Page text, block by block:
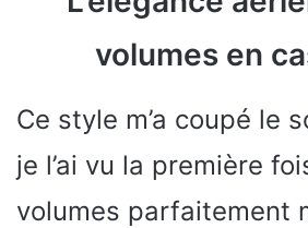
volumes en
Ce style m’a coupé le
je l’ai vu la première
volumes parfaitement